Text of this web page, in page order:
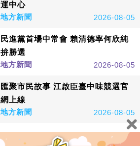
運中心
地方新聞
2026-08-05
民進黨首場中常會 賴清德率何欣純
拚勝選
地方新聞
2026-08-05
匯聚市民故事 江啟臣臺中味競選官
網上線
地方新聞
2026-08-05
看更多